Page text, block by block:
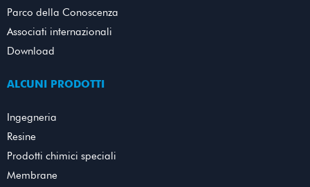
Parco della Conoscenza
Associati internazionali
Download
ALCUNI PRODOTTI
Ingegneria
Resine
Prodotti chimici speciali
Membrane